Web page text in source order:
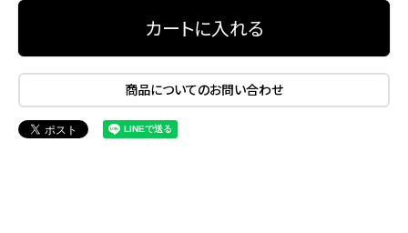
カートに入れる
商品についてのお問い合わせ